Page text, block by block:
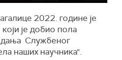
2022. године је
је добио пола
Службеног
наших научника".